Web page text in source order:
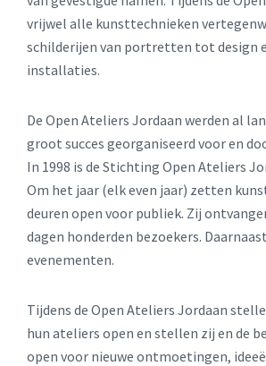
vrijwel alle kunsttechnieken
schilderijen van portretten tot design
installaties.
De Open Ateliers Jordaan werden al
groot succes georganiseerd voor en
In 1998 is de Stichting Open Ateliers
Om het jaar (elk even jaar) zetten
deuren open voor publiek. Zij
dagen honderden bezoekers.
evenementen.
Tijdens de Open Ateliers Jordaan
hun ateliers open en stellen zij en de
open voor nieuwe ontmoetingen,